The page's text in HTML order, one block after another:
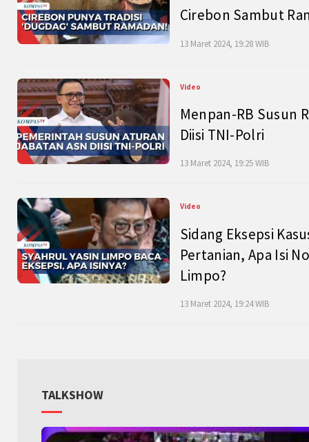
Cirebon Sambut
13 Maret 2024, 19:28 WIB
Video
Menpan-RB Susun
Diisi TNI-Polri
13 Maret 2024, 19:25 WIB
Video
Sidang Eksepsi
Pertanian, Apa Isi
Limpo?
13 Maret 2024, 19:24 WIB
TALKSHOW